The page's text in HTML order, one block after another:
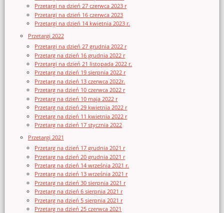
Przetargi na dzień 27 czerwca 2023 r
Przetargi na dzień 16 czerwca 2023
Przetargi na dzień 14 kwietnia 2023 r.
Przetargi 2022
Przetargi na dzień 27 grudnia 2022 r
Przetarg na dzień 16 grudnia 2022 r
Przetargi na dzień 21 listopada 2022 r.
Przetarg na dzień 19 sierpnia 2022 r
Przetarg na dzień 13 czerwca 2022r.
Przetarg na dzień 10 czerwca 2022 r
Przetarg na dzień 10 maja 2022 r
Przetarg na dzień 29 kwietnia 2022 r
Przetarg na dzień 11 kwietnia 2022 r
Przetarg na dzień 17 stycznia 2022
Przetargi 2021
Przetarg na dzień 17 grudnia 2021 r
Przetarg na dzień 20 grudnia 2021 r
Przetarg na dzień 14 września 2021 r.
Przetarg na dzień 13 września 2021 r
Przetarg na dzień 30 sierpnia 2021 r
Przetarg na dzień 6 sierpnia 2021 r
Przetarg na dzień 5 sierpnia 2021 r
Przetarg na dzień 25 czerwca 2021